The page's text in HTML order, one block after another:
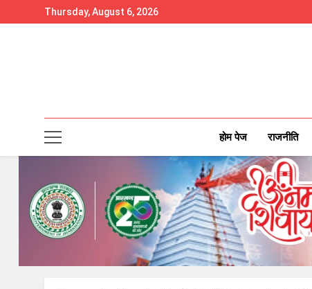
to
Thursday, August 6, 2026
होम पेज राजनीति